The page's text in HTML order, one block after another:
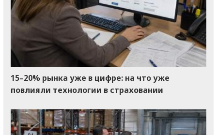
15–20% рынка уже в цифре: на что уже
повлияли технологии в страховании